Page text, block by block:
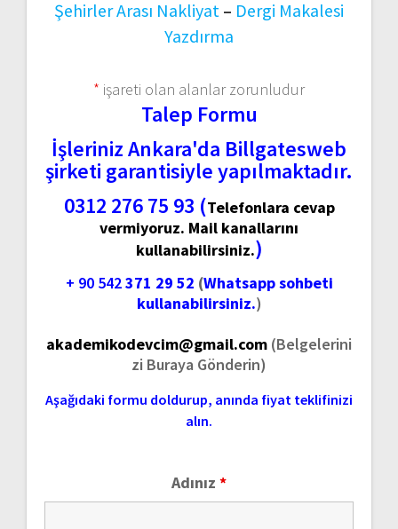
Şehirler Arası Nakliyat – Dergi Makalesi
Yazdırma
* işareti olan alanlar zorunludur
Talep Formu
İşleriniz Ankara'da Billgatesweb
şirketi garantisiyle yapılmaktadır.
0312 276 75 93 (Telefonlara cevap
vermiyoruz. Mail kanallarını
kullanabilirsiniz.)
+ 90 542371 29 52 (Whatsapp sohbeti
kullanabilirsiniz.)
akademikodevcim@gmail.com (Belgelerini
zi Buraya Gönderin)
Aşağıdaki formu doldurup, anında fiyat teklifinizi
alın.
Adınız *